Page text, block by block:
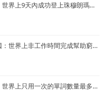
尼泊爾：世界上9天內成功登上珠穆朗瑪峰次數最多—— Kame Sherpa
孟加拉國：世界上非工作時間完成幫助窮人的項目最多的央行行長——孟加拉央行行長Atiur Rahman博士
加拿大：世界上只用一次的單詞數量最多的小說——《Je ne le repeterai pas》